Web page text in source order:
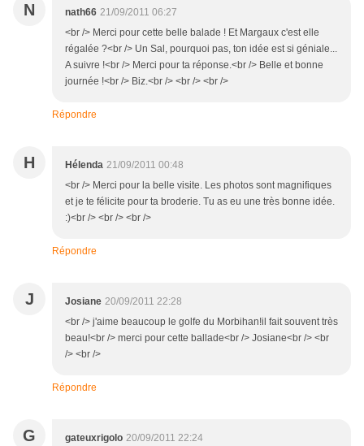
N nath66 21/09/2011 06:27
<br /> Merci pour cette belle balade ! Et Margaux c'est elle
régalée ?<br /> Un Sal, pourquoi pas, ton idée est si géniale...
A suivre !<br /> Merci pour ta réponse.<br /> Belle et bonne
journée !<br /> Biz.<br /> <br /> <br />
Répondre
H Hélenda 21/09/2011 00:48
<br /> Merci pour la belle visite. Les photos sont magnifiques
et je te félicite pour ta broderie. Tu as eu une très bonne idée.
:)<br /> <br /> <br />
Répondre
J Josiane 20/09/2011 22:28
<br /> j'aime beaucoup le golfe du Morbihan!il fait souvent très
beau!<br /> merci pour cette ballade<br /> Josiane<br /> <br
/> <br />
Répondre
G gateuxrigolo 20/09/2011 22:24